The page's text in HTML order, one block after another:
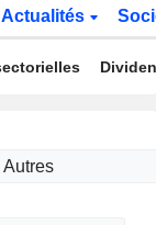
Actualités